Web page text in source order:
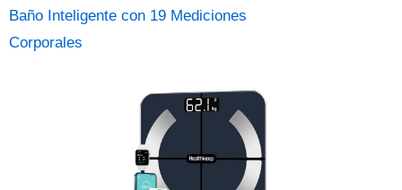
Baño Inteligente con 19 Mediciones
Corporales